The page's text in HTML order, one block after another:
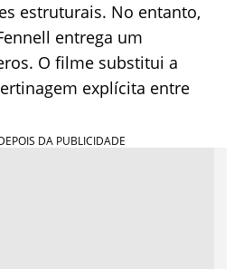
estruturais. No entanto,
entrega um
O filme substitui a
explícita entre